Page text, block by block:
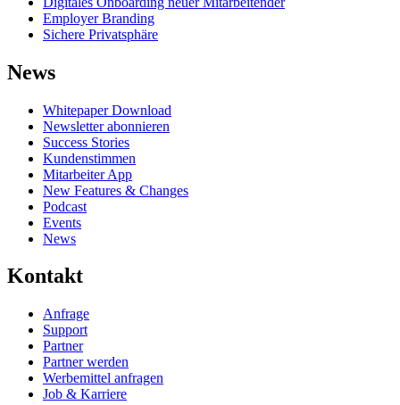
Employer Branding
Sichere Privatsphäre
News
Whitepaper Download
Newsletter abonnieren
Success Stories
Kundenstimmen
Mitarbeiter App
New Features & Changes
Podcast
Events
News
Kontakt
Anfrage
Support
Partner
Partner werden
Werbemittel anfragen
Job & Karriere